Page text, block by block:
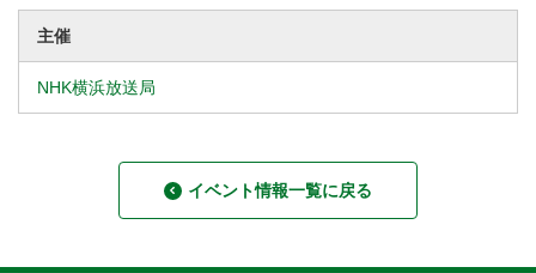
主催
NHK横浜放送局
イベント情報一覧に戻る